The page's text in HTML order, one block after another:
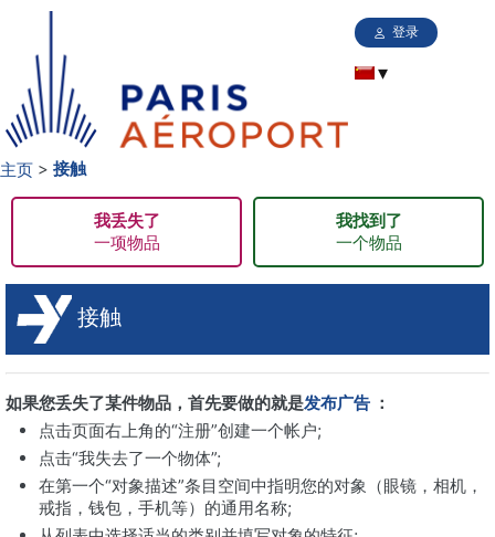
登录
主页 接触
我丢失了
一项物品
我找到了
一个物品
接触
如果您丢失了某件物品，首先要做的就是发布广告 ：
点击页面右上角的“注册”创建一个帐户;
点击“我失去了一个物体”;
在第一个“对象描述”条目空间中指明您的对象（眼镜，相机，
戒指，钱包，手机等）的通用名称;